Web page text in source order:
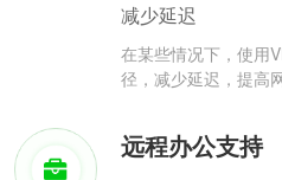
减少延迟
在某些情况下，使用
径，减少延迟，提高
远程办公支持